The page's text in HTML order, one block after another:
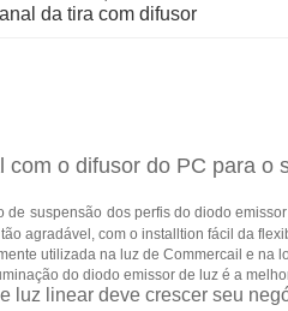
da tira com difusor
o difusor do PC para
de suspensão dos perfis do diodo
agradável, com o installtion fácil da
utilizada na luz de Commercail e
do diodo emissor de luz é a
luz linear deve crescer seu